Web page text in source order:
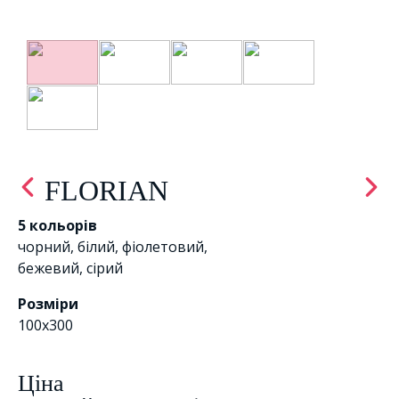
FLORIAN
5 кольорів
чорний, білий, фіолетовий,
бежевий, сірий
Розміри
100х300
Цiна